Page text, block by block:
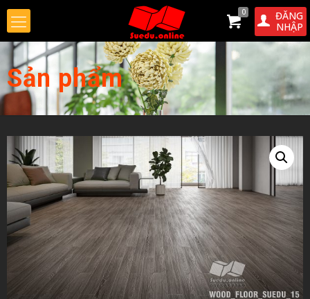
0
ĐĂNG
NHẬP
Sản phẩm